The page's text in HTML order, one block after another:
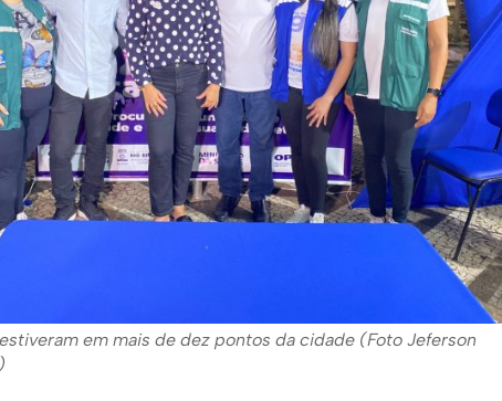
em mais de dez pontos da cidade (Foto Jeferson